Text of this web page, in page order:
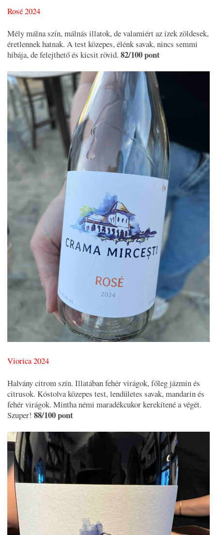
Rosé 2024
Mély málna szín, málnás illatok, de valamiért az ízek zöldesek,
éretlennek hatnak. A test közepes, élénk savak, nincs semmi
hibája, de felejthető és kicsit rövid. 82/100 pont
Viorica 2024
Halvány citrom szín. Illatában fehér virágok, főleg jázmin és
citrusok. Kóstolva közepes test, lendületes savak, mandarin és
fehér virágok. Mintha némi maradékcukor kerekítené a végét.
Szuper! 88/100 pont